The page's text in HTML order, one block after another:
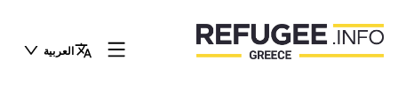
العربية